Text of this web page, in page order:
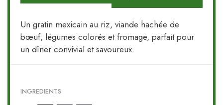
Un gratin mexicain au riz, viande hachée de
bœuf, légumes colorés et fromage, parfait pour
un dîner convivial et savoureux.
INGREDIENTS